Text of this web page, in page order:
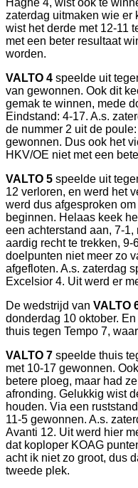
Haghe 4, wist ook te
zaterdag uitmaken wie er
wist het derde met 12-11
met een beter resultaat
worden.
VALTO 4 speelde uit
van gewonnen. Ook dit
gemak te winnen, mede
Eindstand: 4-17. A.s.
de nummer 2 uit de
gewonnen. Dus ook het
HKV/OE niet met een
VALTO 5 speelde uit
12 verloren, en werd het
werd dus afgesproken
beginnen. Helaas keek
een achterstand aan, 7-
aardig recht te trekken,
doelpunten niet meer zo
afgefloten. A.s. zaterdag
Excelsior 4. Uit werd er
De wedstrijd van VALTO
donderdag 10 oktober.
thuis tegen Tempo 7,
VALTO 7 speelde thuis
met 10-17 gewonnen.
betere ploeg, maar had
afronding. Gelukkig wist
houden. Via een
11-5 gewonnen. A.s.
Avanti 12. Uit werd hier
dat koploper KOAG
acht ik niet zo groot, dus
tweede plek.